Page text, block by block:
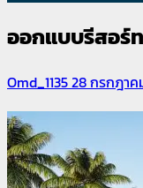
ออกแบบรีสอร์
Omd_113528 กรกฎาค